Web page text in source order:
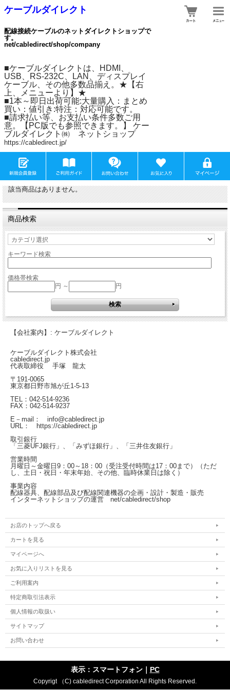
ケーブルダイレクト
配線接続ケーブルのネットダイレクトショップで
す。
net/cabledirect/shop/company
■ケーブルダイレクトは、HDMI、
USB、RS-232C、LAN、ディスプレイ
ケーブル、その他多数品揃え。★【右
上、メニューより】★
■1本～即日出荷可能:大量購入：まとめ
買い：値引き:特注：対応可能です。
■請求払い等、お支払い条件多数ご用
意。【PC版でも参照できます。】 ケー
ブルダイレクト㈱ ネットショップ
https://cabledirect.jp/
該当商品はありません。
商品検索
キーワード検索
価格帯検索
円 ～
円
【会社案内】: ケーブルダイレクト
ケーブルダイレクト株式会社
cabledirect.jp
代表取締役 手塚 龍太
〒191-0065
東京都日野市旭が丘1-5-13
TEL：042-514-9236
FAX：042-514-9237
E－mail： info@cabledirect.jp
URL： https://cabledirect.jp
取引銀行
「三菱UFJ銀行」、「みずほ銀行」、「三井住友銀行」
営業時間
月曜日～金曜日 9：00～18：00（受注受付時間は17：00まで）
（ただ
し、土日・祝日・年末年始、その他、臨時休業日は除く）
事業内容
配線器具、配線部品及び配線関連機器の企画・設計・製造・販売
インターネットショップの運営 net/cabledirect/shop
お店のトップへ戻る
カートを見る
マイページへ
お気に入りリストを見る
ご利用案内
特定商取引法表示
個人情報の取扱い
サイトマップ
お問い合わせ
表示：スマートフォン｜ PC
Copyrigt （C) cabledirect Corporation All Rights Reserved.